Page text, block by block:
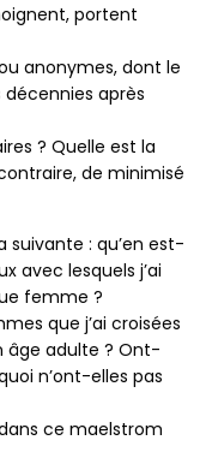
portent
anonymes, dont le
après
? Quelle est la
de minimisé
suivante : qu’en est-
avec lesquels j’ai
femme ?
que j’ai croisées
âge adulte ? Ont-
n’ont-elles pas
ce maelstrom